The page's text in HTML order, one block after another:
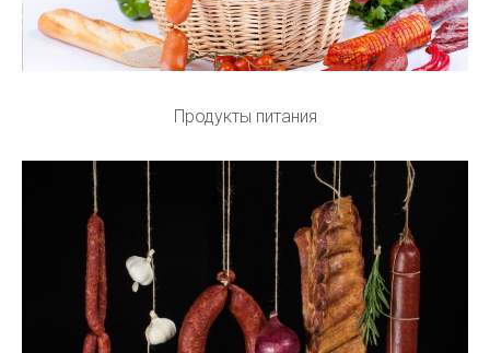
Продукты питания